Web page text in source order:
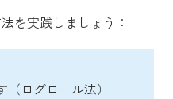
を実践しましょう：
ログロール法）